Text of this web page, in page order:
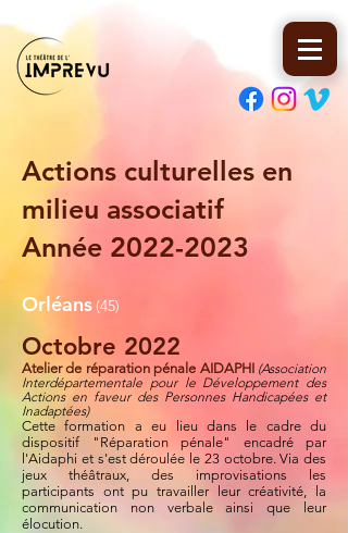
Actions culturelles en
milieu associatif
Année 2022-2023
Orléans (45)
Octobre 2022
Atelier de réparation pénale AIDAPHI (Association
Interdépartementale pour le Développement des
Actions en faveur des Personnes Handicapées et
Inadaptées)
Cette formation a eu lieu dans le cadre du
dispositif "Réparation pénale" encadré par
l'Aidaphi et s'est déroulée le 23 octobre. Via des
jeux théâtraux, des improvisations les
participants ont pu travailler leur créativité, la
communication non verbale ainsi que leur
élocution.